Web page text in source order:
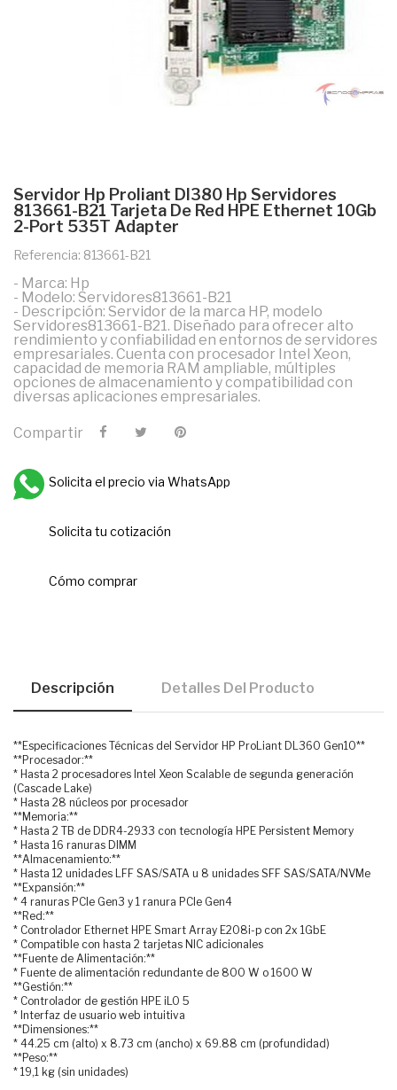
Servidor Hp Proliant Dl380 Hp Servidores
813661-B21 Tarjeta De Red HPE Ethernet 10Gb
2-Port 535T Adapter
Referencia: 813661-B21
- Marca: Hp
- Modelo: Servidores813661-B21
- Descripción: Servidor de la marca HP, modelo
Servidores813661-B21. Diseñado para ofrecer alto
rendimiento y confiabilidad en entornos de servidores
empresariales. Cuenta con procesador Intel Xeon,
capacidad de memoria RAM ampliable, múltiples
opciones de almacenamiento y compatibilidad con
diversas aplicaciones empresariales.
Compartir
Solicita el precio via WhatsApp
Solicita tu cotización
Cómo comprar
Descripción Detalles Del Producto
**Especificaciones Técnicas del Servidor HP ProLiant DL360 Gen10**
**Procesador:**
* Hasta 2 procesadores Intel Xeon Scalable de segunda generación
(Cascade Lake)
* Hasta 28 núcleos por procesador
**Memoria:**
* Hasta 2 TB de DDR4-2933 con tecnología HPE Persistent Memory
* Hasta 16 ranuras DIMM
**Almacenamiento:**
* Hasta 12 unidades LFF SAS/SATA u 8 unidades SFF SAS/SATA/NVMe
**Expansión:**
* 4 ranuras PCIe Gen3 y 1 ranura PCIe Gen4
**Red:**
* Controlador Ethernet HPE Smart Array E208i-p con 2x 1GbE
* Compatible con hasta 2 tarjetas NIC adicionales
**Fuente de Alimentación:**
* Fuente de alimentación redundante de 800 W o 1600 W
**Gestión:**
* Controlador de gestión HPE iLO 5
* Interfaz de usuario web intuitiva
**Dimensiones:**
* 44.25 cm (alto) x 8.73 cm (ancho) x 69.88 cm (profundidad)
**Peso:**
* 19,1 kg (sin unidades)